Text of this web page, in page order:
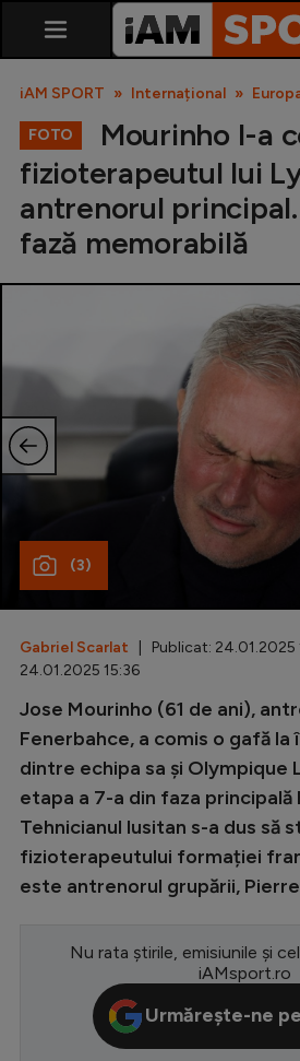
SuperLiga
Cupa României
Echipa Națională
U21
Fotbal feminin
Special
Inedit
Clasamente
Champions League
Europa League
Conference League
CM 2026
LaLiga
Serie A
Bundesliga
iAM SPORT Internațional
FOTO
Mourinho l-a
fizioterapeutul lui
antrenorul
fază memorabilă
(3)
Gabriel Scarlat | Publicat:
24.01.2025 15:36
Jose Mourinho (61 de ani),
Fenerbahce, a comis o gafă
dintre echipa sa și Olympique
etapa a 7-a din faza principală
Tehnicianul lusitan s-a dus să
fizioterapeutului formației
este antrenorul grupării,
Nu rata știrile, emisiunile și
iAMsport.ro
Urmărește-ne